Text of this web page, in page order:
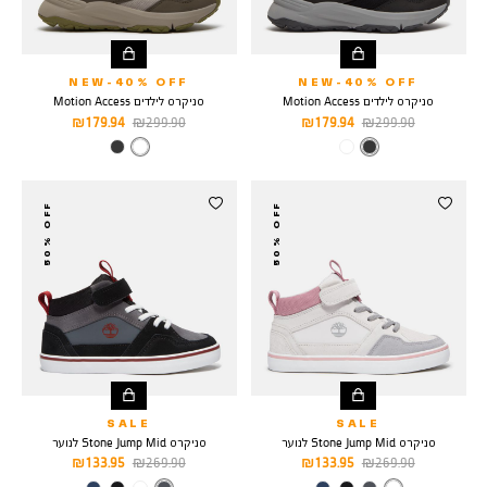
NEW-40% OFF
סניקרס לילדים Motion Access
מחיר
179.94 ₪
מחיר
299.90 ₪
NEW-40% OFF
סניקרס לילדים Motion Access
מחיר
מוצר
179.94 ₪
מחיר
299.90 ₪
צבע
TAUPE
50% OFF
SALE
סניקרס Stone Jump Mid לנוער
מחיר
מוצר
133.95 ₪
מחיר
רגיל
269.90 ₪
צבע
LIGHT
50% OFF
SALE
סניקרס Stone Jump Mid לנוער
מחיר
מוצר
133.95 ₪
מחיר
רגיל
269.90 ₪
צבע
DARK